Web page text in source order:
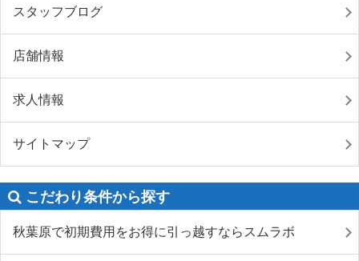
スタッフブログ
店舗情報
求人情報
サイトマップ
こだわり条件から探す
秋葉原で初期費用をお得に引っ越すならスムラボ